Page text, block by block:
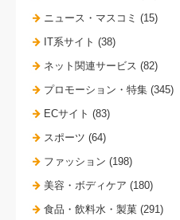
ニュース・マスコミ (15)
IT系サイト (38)
ネット関連サービス (82)
プロモーション・特集 (345)
ECサイト (83)
スポーツ (64)
ファッション (198)
美容・ボディケア (180)
食品・飲料水・製菓 (291)